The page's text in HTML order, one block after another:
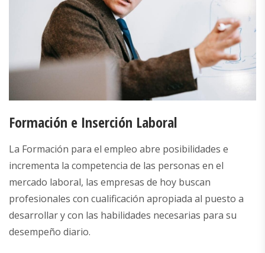
Formación e Inserción Laboral
La Formación para el empleo abre posibilidades e
incrementa la competencia de las personas en el
mercado laboral, las empresas de hoy buscan
profesionales con cualificación apropiada al puesto a
desarrollar y con las habilidades necesarias para su
desempeño diario.